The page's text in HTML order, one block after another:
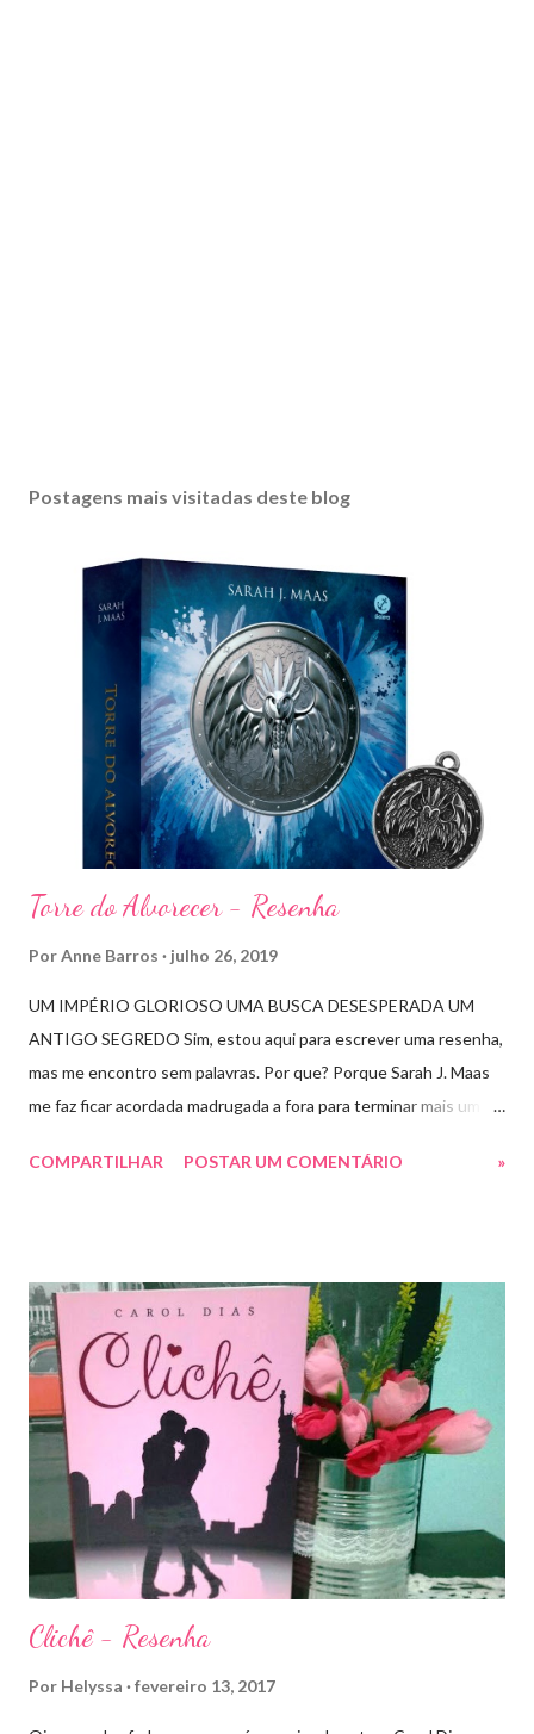
Postagens mais visitadas deste blog
Torre do Alvorecer - Resenha
PorAnne Barros julho 26, 2019
UM IMPÉRIO GLORIOSO UMA BUSCA DESESPERADA UM
ANTIGO SEGREDO Sim, estou aqui para escrever uma resenha,
mas me encontro sem palavras. Por que? Porque Sarah J. Maas
me faz ficar acordada madrugada a fora para terminar mais um
romance da Saga Trono de Vidro que ocorre simultaneamente
todos meio atordoados com tudo que Dorian e Aelin fizeram e,
principalmente, descobriram sobre o Pai do Príncipe, agora Rei
de Ardalan. Todos têm uma missão nessa guerra mesmo que
ainda um pouco indefinida. Aelin deixa Ardalan nas mãos de seu
Rei e segue com sua corte para casa, para finalmente rever seu
lar, Terrasen. Com um novo rei no trono, Chaol Westfall passa a
ser Mão do Rei de Ardalan, e Nesryn Faliq a nova Capitã da
Guarda. Entret...
COMPARTILHAR POSTAR UM COMENTÁRIO »
Clichê - Resenha
Por Helyssa fevereiro 13, 2017